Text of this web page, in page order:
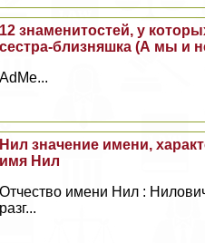
12 знаменитостей, у
сестра-близняшка (А мы и
AdMe...
Нил значение имени,
имя Нил
Отчество имени Нил :
разг...